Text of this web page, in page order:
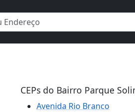
CEPs do Bairro Parque
Avenida Rio Branco